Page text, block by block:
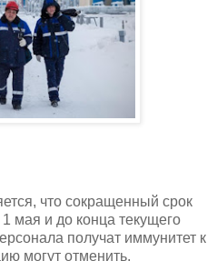
что сокращенный срок
мая и до конца текущего
получат иммунитет к
могут отменить.